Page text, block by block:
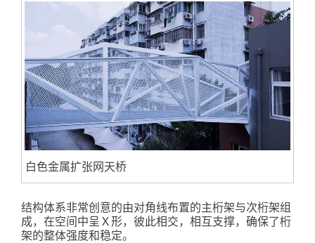
白色金属扩张网天桥
结构体系非常创意的由对角线布置的主桁架与次桁架组
成，在空间中呈Ｘ形，彼此相交，相互支撑，确保了桁
架的整体强度和稳定。